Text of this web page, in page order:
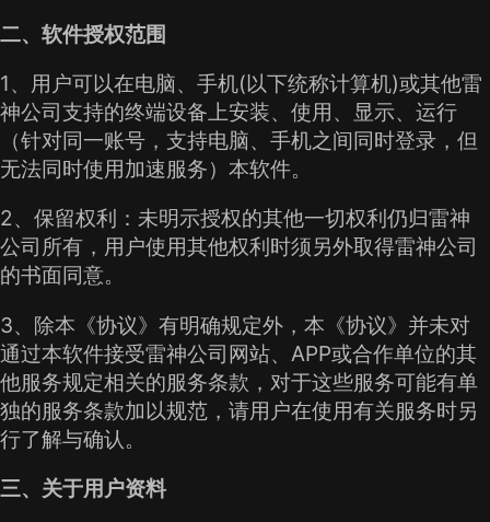
二、软件授权范围
1、用户可以在电脑、手机(以下统称计算机)或其他雷
神公司支持的终端设备上安装、使用、显示、运行
（针对同一账号，支持电脑、手机之间同时登录，但
无法同时使用加速服务）本软件。
2、保留权利：未明示授权的其他一切权利仍归雷神
公司所有，用户使用其他权利时须另外取得雷神公司
的书面同意。
3、除本《协议》有明确规定外，本《协议》并未对
通过本软件接受雷神公司网站、APP或合作单位的其
他服务规定相关的服务条款，对于这些服务可能有单
独的服务条款加以规范，请用户在使用有关服务时另
行了解与确认。
三、关于用户资料